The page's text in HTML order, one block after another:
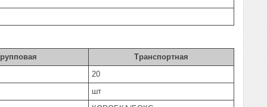
Транспортная
20
шт